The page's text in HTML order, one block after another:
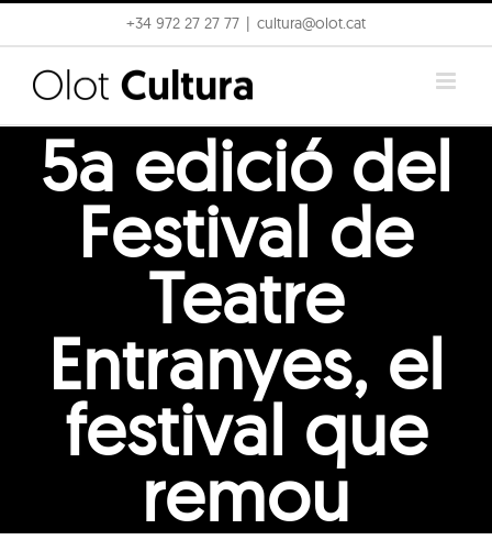
to
content
+34 972 27 27 77 cultura@olot.cat
5a edició del
Festival de
Teatre
Entranyes, el
festival que
remou